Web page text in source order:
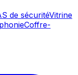
de sécuritéVitrine
Coffre-